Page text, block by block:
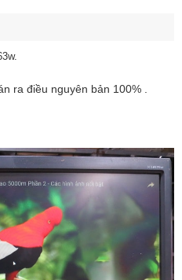
ra điều nguyên bản 100% .